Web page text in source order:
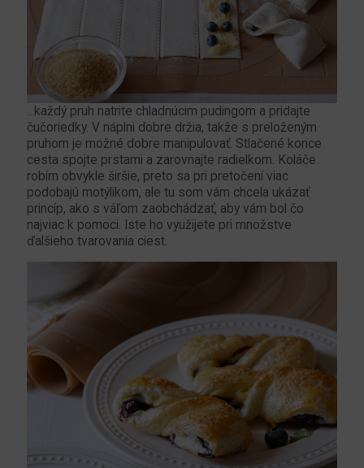
...každý pruh natrite chladnúcim pudingom a pridajte
čučoriedky. V náplni dobre držia, takže s preloženým
pruhom je možné dobre manipulovať. Stlačené konce
cesta spojte prstami a zarovnajte radielkom. Koláče
robím obvykle širšie, preto sa pri pretočení viac
podobajú motýlikom, ale tu som vám chcela ukázať
princíp, ako s váľom zaobchádzať, aby vám bol čo
najviac k pomoci. Iste ho využijete pri množstve
ďalšieho tvarovania ciest.